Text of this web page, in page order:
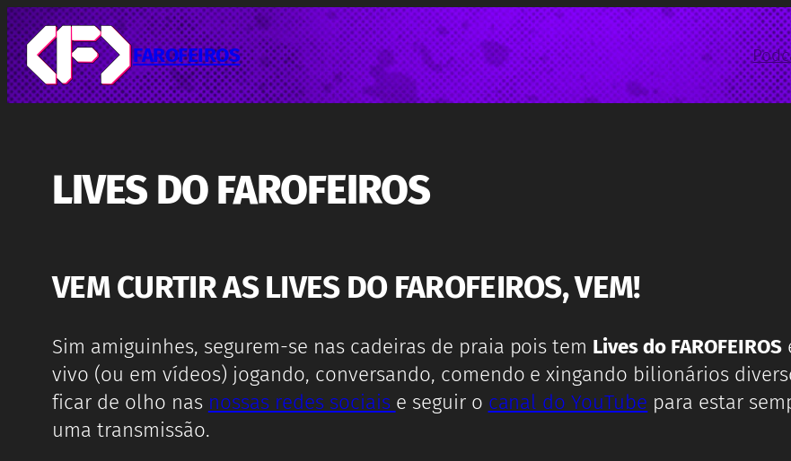
Pular
para
o
conteúdo
FAROFEIROS
LIVES DO FAROFEIROS
VEM CURTIR AS LIVES DO FAROFEIROS, VEM!
Sim amiguinhes, segurem-se nas cadeiras de praia pois tem Lives do FAROFEIROS
vivo (ou em vídeos) jogando, conversando, comendo e xingando bilionários
ficar de olho nas nossas redes sociais e seguir o canal do YouTube para estar
uma transmissão.